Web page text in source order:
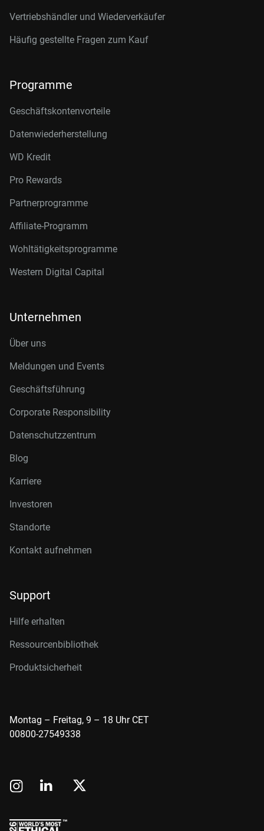
Vertriebshändler und Wiederverkäufer
Häufig gestellte Fragen zum Kauf
Programme
Geschäftskontenvorteile
Datenwiederherstellung
WD Kredit
Pro Rewards
Partnerprogramme
Affiliate-Programm
Wohltätigkeitsprogramme
Western Digital Capital
Unternehmen
Über uns
Meldungen und Events
Geschäftsführung
Corporate Responsibility
Datenschutzzentrum
Blog
Karriere
Investoren
Standorte
Kontakt aufnehmen
Support
Hilfe erhalten
Ressourcenbibliothek
Produktsicherheit
Montag – Freitag, 9 – 18 Uhr CET
00800-27549338